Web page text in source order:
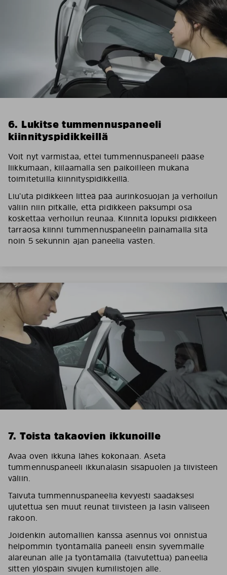
6. Lukitse tummennuspaneeli
kiinnityspidikkeillä
Voit nyt varmistaa, ettei tummennuspaneeli pääse
liikkumaan, kiilaamalla sen paikoilleen mukana
toimitetuilla kiinnityspidikkeillä.
Liu’uta pidikkeen litteä pää aurinkosuojan ja verhoilun
väliin niin pitkälle, että pidikkeen paksumpi osa
koskettaa verhoilun reunaa. Kiinnitä lopuksi pidikkeen
tarraosa kiinni tummennuspaneelin painamalla sitä
noin 5 sekunnin ajan paneelia vasten.
7. Toista takaovien ikkunoille
Avaa oven ikkuna lähes kokonaan. Aseta
tummennuspaneeli ikkunalasin sisäpuolen ja tiivisteen
väliin.
Taivuta tummennuspaneelia kevyesti saadaksesi
ujutettua sen muut reunat tiivisteen ja lasin väliseen
rakoon.
Joidenkin automallien kanssa asennus voi onnistua
helpommin työntämällä paneeli ensin syvemmälle
alareunan alle ja työntämällä (taivutettua) paneelia
sitten ylöspäin sivujen kumilistojen alle.